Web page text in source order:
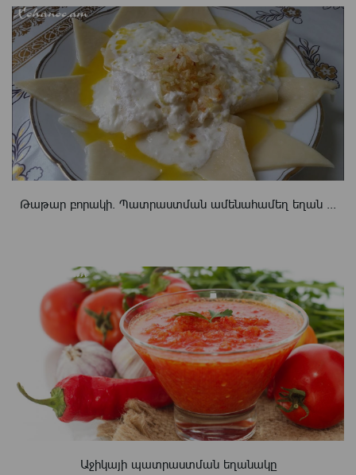
Թաթար բորակի. Պատրաստման ամենահամեղ եղան ...
Աջիկայի պատրաստման եղանակը